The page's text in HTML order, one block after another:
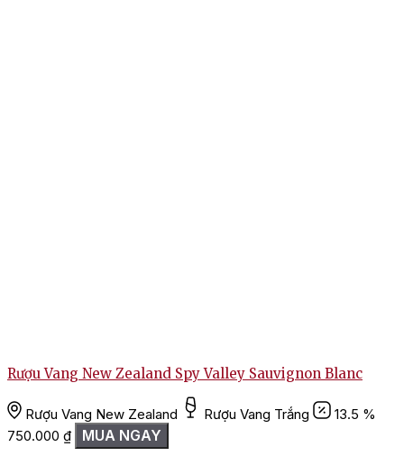
Rượu Vang New Zealand Spy Valley Sauvignon Blanc
Rượu Vang New Zealand Rượu Vang Trắng
13.5 %
750.000 ₫ MUA NGAY